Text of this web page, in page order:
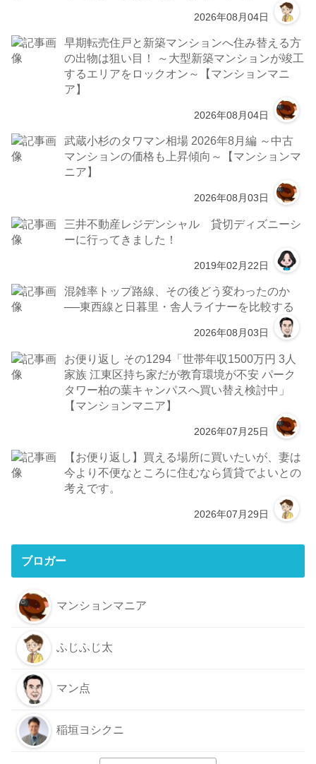
2026年08月04日
早期転売住戸と新築マンションへ住み替える方
の出物は狙い目！ ～大型新築マンションが竣工
するエリアをロックオン～【マンションマニ
ア】
2026年08月04日
武蔵小杉のタワマン相場 2026年8月編 ～中古
マンションの価格も上昇傾向～【マンションマ
ニア】
2026年08月03日
三井不動産レジデンシャル 貸切ディズニーシ
ーに行ってきました！
2019年02月22日
混雑率トップ路線、その後どう変わったのか
──東西線と日暮里・舎人ライナーを比較する
2026年08月03日
お便り返し その1294「世帯年収1500万円 3人
家族 江東区持ち家だが教育環境が不安 パーク
タワー柏の葉キャンパスへ買い替え検討中」
【マンションマニア】
2026年07月25日
【お便り返し】買える場所に買いたいが、妻は
今より不便なところに住むなら賃貸でよいとの
考えです。
2026年07月29日
ブロガー
マンションマニア
ふじふじ太
マン点
稲垣ヨシクニ